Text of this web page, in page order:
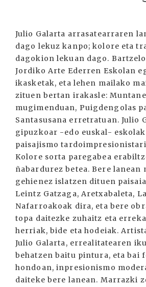
Julio Galarta arrasatearraren
dago lekuz kanpo; kolore eta
dagokion lekuan dago.
Jordiko Arte Ederren Eskolan
ikasketak, eta lehen mailako
zituen bertan irakasle:
mugimenduan, Puigdengolas
Santasusana erretratuan. Julio
gipuzkoar -edo euskal-
paisajismo
Kolore sorta paregabea
ñabardurez betea. Bere lanean
gehienez islatzen dituen
Leintz Gatzaga, Aretxabaleta,
Nafarroakoak dira, eta bere
topa daitezke zuhaitz eta
herriak, bide eta hodeiak.
Julio Galarta, errealitatearen
behatzen baitu pintura, eta bai
hondoan, inpresionismo
daiteke bere lanean. Marrazki